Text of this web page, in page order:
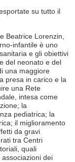
su tutto il
Beatrice Lorenzin,
infantile è uno
e gli obiettivi
del neonato e del
una maggiore
presa in carico e la
una Rete
intesa come
la
pediatrica; la
il miglioramento
da gravi
tra Centri
quali
associazioni dei